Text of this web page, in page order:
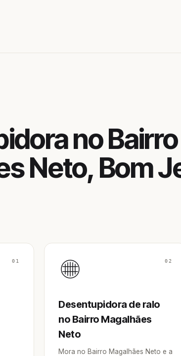
no Bairro
Neto, Bom
01 02
Desentupidora de ralo
no Bairro Magalhães
Neto
Mora no Bairro Magalhães Neto e a